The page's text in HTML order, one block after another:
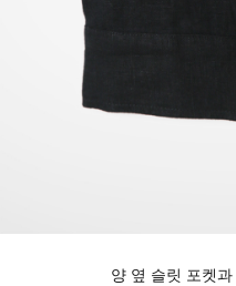
양 옆 슬릿 포켓